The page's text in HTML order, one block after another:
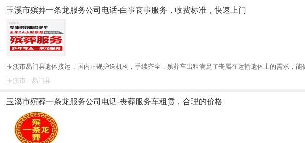
玉溪市殡葬一条龙服务公司电话-白事丧事服务，收费标准，快速上门
玉溪市易门县遗体接运，国内正规护送机构，手续齐全，殡葬车出租满足了丧属在运输遗体上的需求，能
玉溪市 - 易门县
玉溪市殡葬一条龙服务公司电话-丧葬服务车租赁，合理的价格